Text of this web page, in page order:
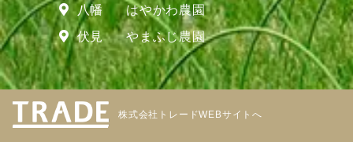
八幡
はやかわ農園
伏見
やまふじ農園
株式会社トレードWEBサイトへ